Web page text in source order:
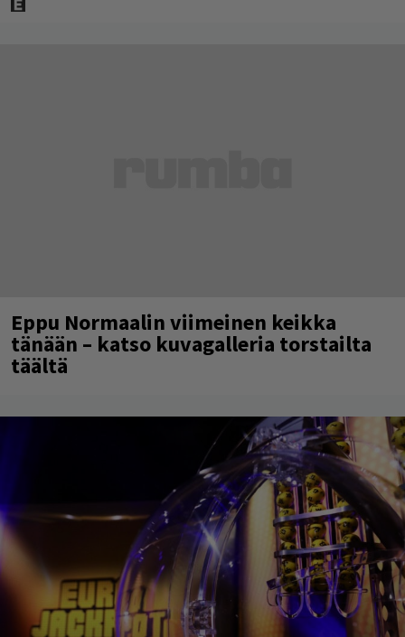
Eppu Normaalin viimeinen keikka
tänään – katso kuvagalleria torstailta
täältä